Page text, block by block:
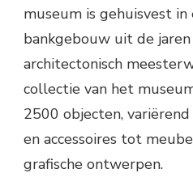
museum is gehuisvest
bankgebouw uit de
architectonisch
collectie van het
2500 objecten,
en accessoires tot
grafische ontwerpen.